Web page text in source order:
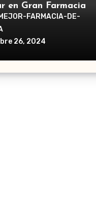
en Gran Farmacia
Waterpik®
Traveler WP-300
FARMACIA-DE-
26, 2024